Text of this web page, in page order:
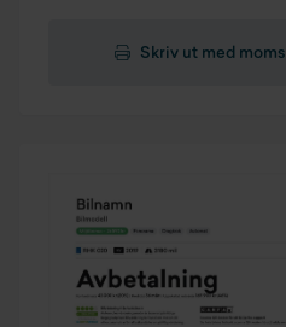
Skriv ut med moms